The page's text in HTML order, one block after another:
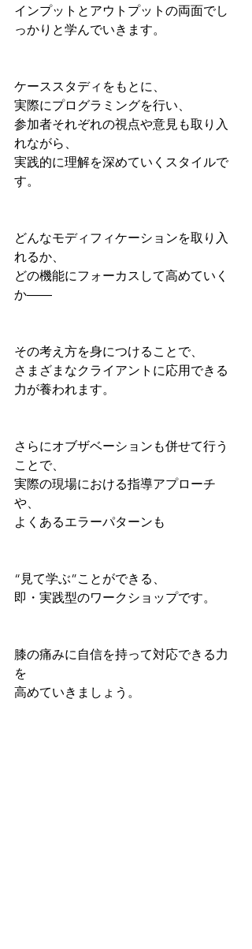
インプットとアウトプットの両面でし
っかりと学んでいきます。
⁡ケーススタディをもとに、
実際にプログラミングを行い、
参加者それぞれの視点や意見も取り入
れながら、
実践的に理解を深めていくスタイルで
す。
⁡どんなモディフィケーションを取り入
れるか、
どの機能にフォーカスして高めていく
か――
その考え方を身につけることで、
さまざまなクライアントに応用できる
力が養われます。
⁡さらにオブザベーションも併せて行う
ことで、
実際の現場における指導アプローチ
や、
よくあるエラーパターンも
“見て学ぶ”ことができる、
即・実践型のワークショップです。
⁡膝の痛みに自信を持って対応できる力
を
高めていきましょう。